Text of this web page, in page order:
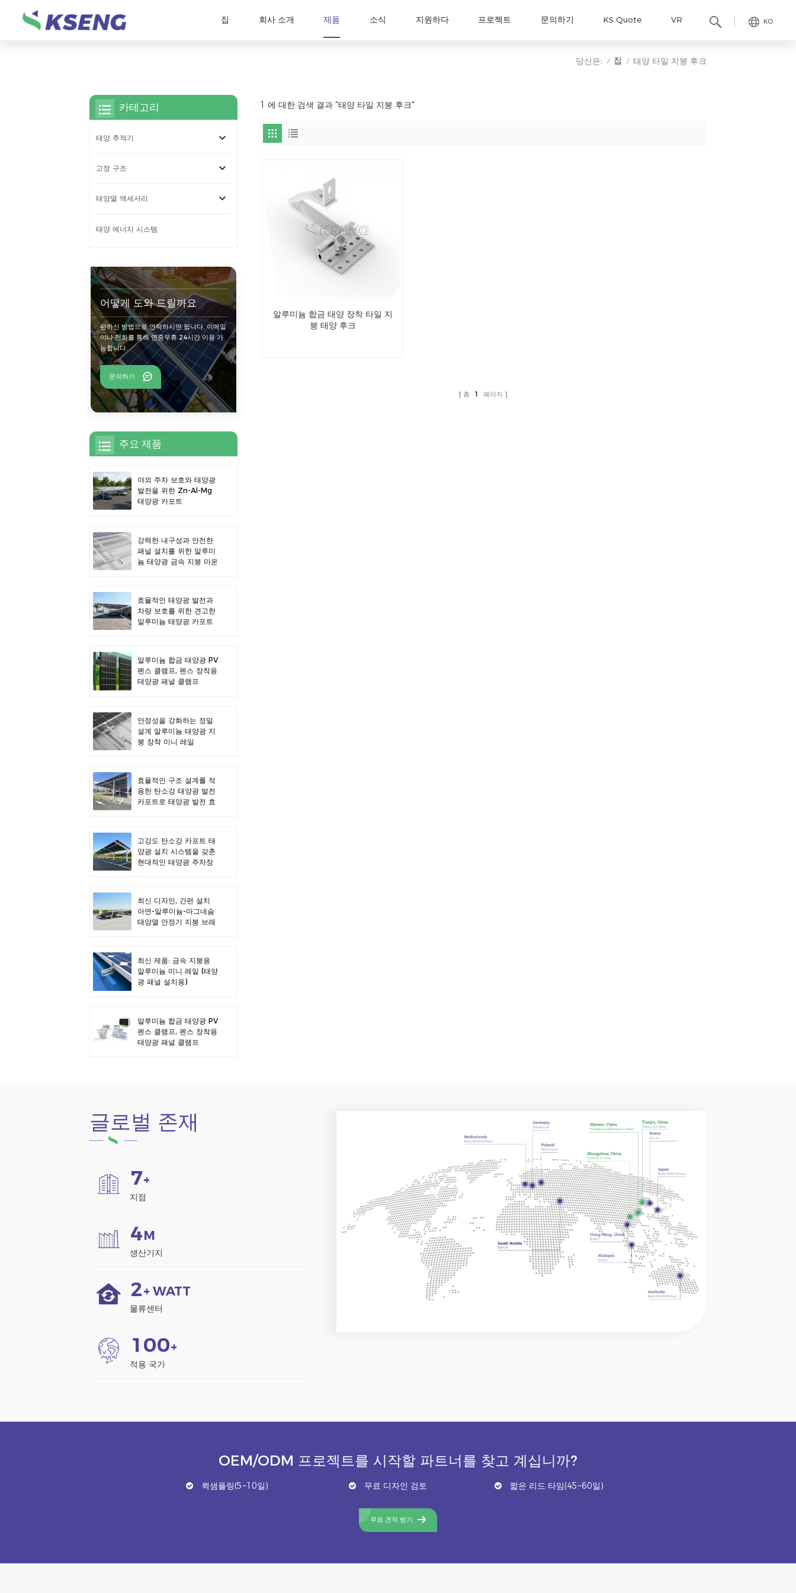
KO
집 회사 소개 제품 소식 지원하다 프로젝트 문의하기 KS Quote VR
당신은: / 집 / 태양 타일 지붕 후크
1 에 대한 검색 결과 "태양 타일 지붕 후크"
알루미늄 합금 태양 장착 타일 지
붕 태양 후크
총 1 페이지
카테고리
태양 추적기
고정 구조
태양열 액세서리
태양 에너지 시스템
어떻게 도와 드릴까요
편하신 방법으로 연락하시면 됩니다. 이메일
이나 전화를 통해 연중무휴 24시간 이용 가
능합니다.
문의하기
주요 제품
야외 주차 보호와 태양광
발전을 위한 Zn-Al-Mg
태양광 카포트
강력한 내구성과 안전한
패널 설치를 위한 알루미
늄 태양광 금속 지붕 마운
효율적인 태양광 발전과
차량 보호를 위한 견고한
알루미늄 태양광 카포트
알루미늄 합금 태양광 PV
펜스 클램프, 펜스 장착용
태양광 패널 클램프
안정성을 강화하는 정밀
설계 알루미늄 태양광 지
붕 장착 미니 레일
효율적인 구조 설계를 적
용한 탄소강 태양광 발전
카포트로 태양광 발전 효
고강도 탄소강 카포트 태
양광 설치 시스템을 갖춘
현대적인 태양광 주차장
최신 디자인, 간편 설치
아연-알루미늄-마그네슘
태양열 안정기 지붕 브래
최신 제품: 금속 지붕용
알루미늄 미니 레일 (태양
광 패널 설치용)
알루미늄 합금 태양광 PV
펜스 클램프, 펜스 장착용
태양광 패널 클램프
글로벌 존재
7+
지점
4M
생산기지
2+ WATT
물류센터
1 00+
적용 국가
OEM/ODM 프로젝트를 시작할 파트너를 찾고 계십니까?
퀵샘플링(5~10일) 무료 디자인 검토 짧은 리드 타임(45~60일)
무료 견적 받기